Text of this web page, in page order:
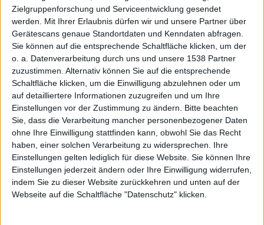
Zielgruppenforschung und Serviceentwicklung gesendet
werden. Mit Ihrer Erlaubnis dürfen wir und unsere Partner über
Gerätescans genaue Standortdaten und Kenndaten abfragen.
Sie können auf die entsprechende Schaltfläche klicken, um der
o. a. Datenverarbeitung durch uns und unsere 1538 Partner
zuzustimmen. Alternativ können Sie auf die entsprechende
Schaltfläche klicken, um die Einwilligung abzulehnen oder um
auf detailliertere Informationen zuzugreifen und um Ihre
Einstellungen vor der Zustimmung zu ändern. Bitte beachten
Sie, dass die Verarbeitung mancher personenbezogener Daten
ohne Ihre Einwilligung stattfinden kann, obwohl Sie das Recht
haben, einer solchen Verarbeitung zu widersprechen. Ihre
Einstellungen gelten lediglich für diese Website. Sie können Ihre
Einstellungen jederzeit ändern oder Ihre Einwilligung widerrufen,
indem Sie zu dieser Website zurückkehren und unten auf der
Webseite auf die Schaltfläche "Datenschutz" klicken.
Displays
in drei